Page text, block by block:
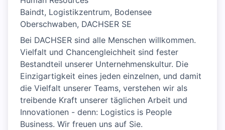
Baindt, Logistikzentrum, Bodensee
Oberschwaben, DACHSER SE
Bei DACHSER sind alle Menschen willkommen.
Vielfalt und Chancengleichheit sind fester
Bestandteil unserer Unternehmenskultur. Die
Einzigartigkeit eines jeden einzelnen, und damit
die Vielfalt unserer Teams, verstehen wir als
treibende Kraft unserer täglichen Arbeit und
Innovationen - denn: Logistics is People
Business. Wir freuen uns auf Sie.